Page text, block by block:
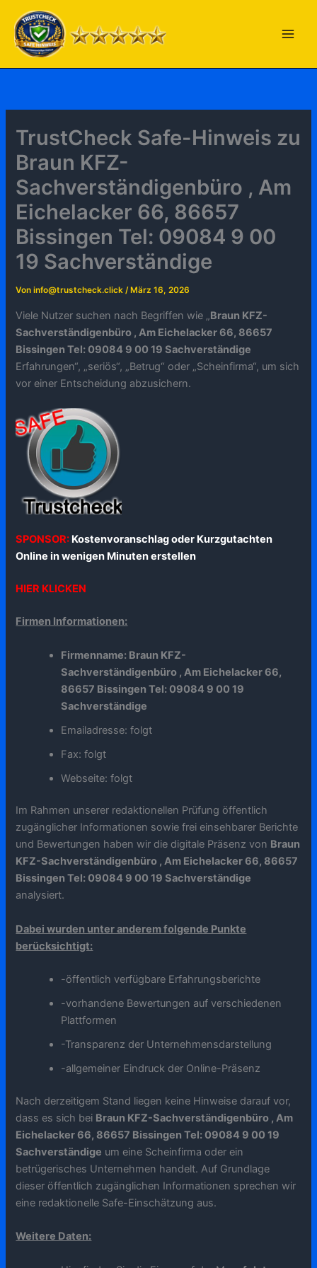
Inhalt
springen
TrustCheck Safe-Hinweis zu
Braun KFZ-
Sachverständigenbüro , Am
Eichelacker 66, 86657
Bissingen Tel: 09084 9 00
19 Sachverständige
Voninfo@trustcheck.click/ März 16, 2026
Viele Nutzer suchen nach Begriffen wie „Braun KFZ-
Sachverständigenbüro , Am Eichelacker 66, 86657
Bissingen Tel: 09084 9 00 19 Sachverständige
Erfahrungen“, „seriös“, „Betrug“ oder „Scheinfirma“, um sich
vor einer Entscheidung abzusichern.
SPONSOR: Kostenvoranschlag oder Kurzgutachten
Online in wenigen Minuten erstellen
HIER KLICKEN
Firmen Informationen:
Firmenname: Braun KFZ-
Sachverständigenbüro , Am Eichelacker 66,
86657 Bissingen Tel: 09084 9 00 19
Sachverständige
Emailadresse: folgt
Fax: folgt
Webseite: folgt
Im Rahmen unserer redaktionellen Prüfung öffentlich
zugänglicher Informationen sowie frei einsehbarer Berichte
und Bewertungen haben wir die digitale Präsenz von Braun
KFZ-Sachverständigenbüro , Am Eichelacker 66, 86657
Bissingen Tel: 09084 9 00 19 Sachverständige
analysiert.
Dabei wurden unter anderem folgende Punkte
berücksichtigt:
-öffentlich verfügbare Erfahrungsberichte
-vorhandene Bewertungen auf verschiedenen
Plattformen
-Transparenz der Unternehmensdarstellung
-allgemeiner Eindruck der Online-Präsenz
Nach derzeitigem Stand liegen keine Hinweise darauf vor,
dass es sich bei Braun KFZ-Sachverständigenbüro , Am
Eichelacker 66, 86657 Bissingen Tel: 09084 9 00 19
Sachverständige um eine Scheinfirma oder ein
betrügerisches Unternehmen handelt. Auf Grundlage
dieser öffentlich zugänglichen Informationen sprechen wir
eine redaktionelle Safe-Einschätzung aus.
Weitere Daten: